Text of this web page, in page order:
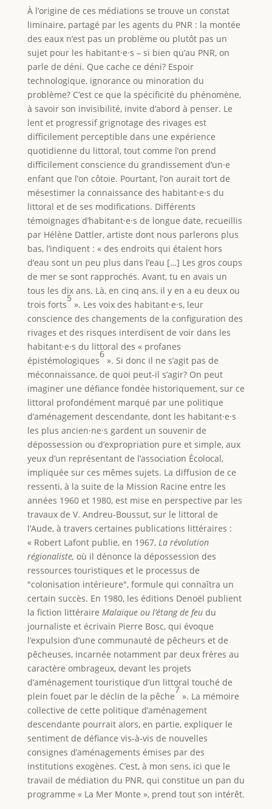
À l’origine de ces médiations se trouve un constat
liminaire, partagé par les agents du PNR : la montée
des eaux n’est pas un problème ou plutôt pas un
sujet pour les habitant·e·s – si bien qu’au PNR, on
parle de déni. Que cache ce déni? Espoir
technologique, ignorance ou minoration du
problème? C’est ce que la spécificité du phénomène,
à savoir son invisibilité, invite d’abord à penser. Le
lent et progressif grignotage des rivages est
difficilement perceptible dans une expérience
quotidienne du littoral, tout comme l’on prend
difficilement conscience du grandissement d’un·e
enfant que l’on côtoie. Pourtant, l’on aurait tort de
mésestimer la connaissance des habitant·e·s du
littoral et de ses modifications. Différents
témoignages d’habitant·e·s de longue date, recueillis
par Hélène Dattler, artiste dont nous parlerons plus
bas, l’indiquent : « des endroits qui étaient hors
d’eau sont un peu plus dans l’eau […] Les gros coups
de mer se sont rapprochés. Avant, tu en avais un
tous les dix ans. Là, en cinq ans, il y en a eu deux ou
trois forts
5
». Les voix des habitant·e·s, leur
conscience des changements de la configuration des
rivages et des risques interdisent de voir dans les
habitant·e·s du littoral des « profanes
épistémologiques
6
». Si donc il ne s’agit pas de
méconnaissance, de quoi peut-il s’agir? On peut
imaginer une défiance fondée historiquement, sur ce
littoral profondément marqué par une politique
d’aménagement descendante, dont les habitant·e·s
les plus ancien·ne·s gardent un souvenir de
dépossession ou d’expropriation pure et simple, aux
yeux d’un représentant de l’association Écolocal,
impliquée sur ces mêmes sujets. La diffusion de ce
ressenti, à la suite de la Mission Racine entre les
années 1960 et 1980, est mise en perspective par les
travaux de V. Andreu-Boussut, sur le littoral de
l’Aude, à travers certaines publications littéraires :
« Robert Lafont publie, en 1967, La révolution
régionaliste, où il dénonce la dépossession des
ressources touristiques et le processus de
"colonisation intérieure", formule qui connaîtra un
certain succès. En 1980, les éditions Denoël publient
la fiction littéraire Malaïque ou l’étang de feudu
journaliste et écrivain Pierre Bosc, qui évoque
l’expulsion d’une communauté de pêcheurs et de
pêcheuses, incarnée notamment par deux frères au
caractère ombrageux, devant les projets
d’aménagement touristique d’un littoral touché de
plein fouet par le déclin de la pêche
7
». La mémoire
collective de cette politique d’aménagement
descendante pourrait alors, en partie, expliquer le
sentiment de défiance vis-à-vis de nouvelles
consignes d’aménagements émises par des
institutions exogènes. C’est, à mon sens, ici que le
travail de médiation du PNR, qui constitue un pan du
programme « La Mer Monte », prend tout son intérêt.